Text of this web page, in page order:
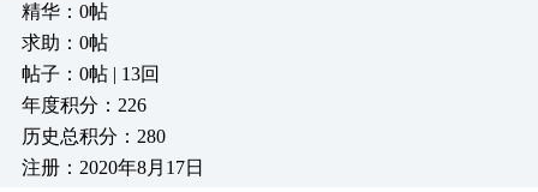
精华：0帖
求助：0帖
帖子：0帖 | 13回
年度积分：226
历史总积分：280
注册：2020年8月17日